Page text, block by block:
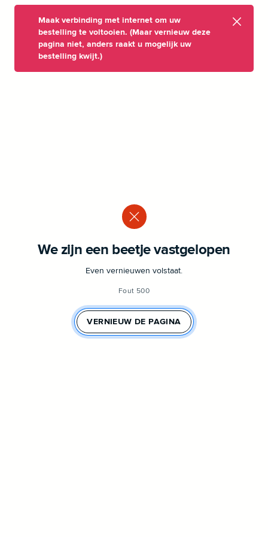
Maak verbinding met internet om uw
bestelling te voltooien. (Maar vernieuw deze
pagina niet, anders raakt u mogelijk uw
bestelling kwijt.)
We zijn een beetje vastgelopen
Even vernieuwen volstaat.
Fout 500
VERNIEUW DE PAGINA